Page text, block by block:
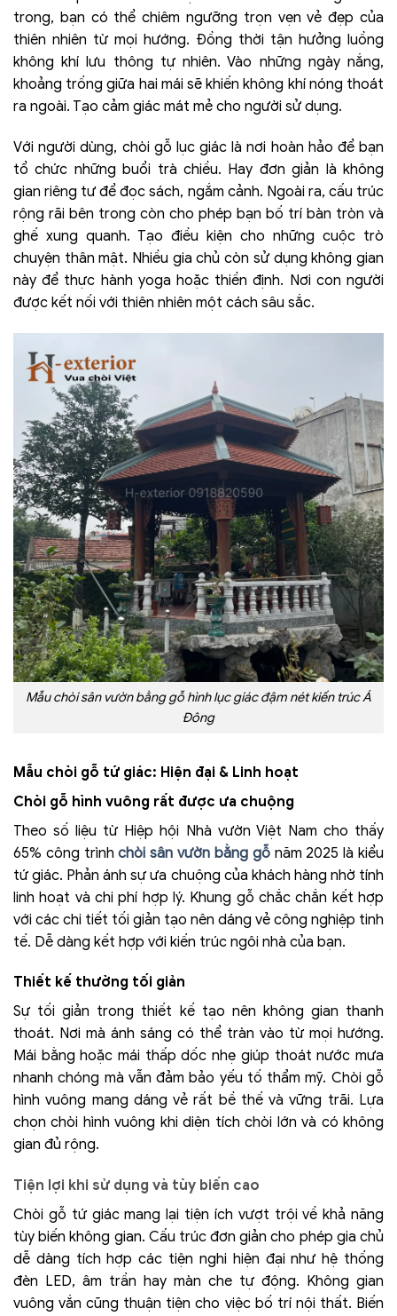
trong, bạn có thể chiêm ngưỡng trọn vẹn vẻ đẹp của
thiên nhiên từ mọi hướng. Đồng thời tận hưởng luồng
không khí lưu thông tự nhiên. Vào những ngày nắng,
khoảng trống giữa hai mái sẽ khiến không khí nóng thoát
ra ngoài. Tạo cảm giác mát mẻ cho người sử dụng.
Với người dùng, chòi gỗ lục giác là nơi hoàn hảo để bạn
tổ chức những buổi trà chiều. Hay đơn giản là không
gian riêng tư để đọc sách, ngắm cảnh. Ngoài ra, cấu trúc
rộng rãi bên trong còn cho phép bạn bố trí bàn tròn và
ghế xung quanh. Tạo điều kiện cho những cuộc trò
chuyện thân mật. Nhiều gia chủ còn sử dụng không gian
này để thực hành yoga hoặc thiền định. Nơi con người
được kết nối với thiên nhiên một cách sâu sắc.
Mẫu chòi sân vườn bằng gỗ hình lục giác đậm nét kiến trúc Á
Đông
Mẫu chòi gỗ tứ giác: Hiện đại & Linh hoạt
Chòi gỗ hình vuông rất được ưa chuộng
Theo số liệu từ Hiệp hội Nhà vườn Việt Nam cho thấy
65% công trìnhchòi sân vườn bằng gỗnăm 2025 là kiểu
tứ giác. Phản ánh sự ưa chuộng của khách hàng nhờ tính
linh hoạt và chi phí hợp lý. Khung gỗ chắc chắn kết hợp
với các chi tiết tối giản tạo nên dáng vẻ công nghiệp tinh
tế. Dễ dàng kết hợp với kiến trúc ngôi nhà của bạn.
Thiết kế thường tối giản
Sự tối giản trong thiết kế tạo nên không gian thanh
thoát. Nơi mà ánh sáng có thể tràn vào từ mọi hướng.
Mái bằng hoặc mái thấp dốc nhẹ giúp thoát nước mưa
nhanh chóng mà vẫn đảm bảo yếu tố thẩm mỹ. Chòi gỗ
hình vuông mang dáng vẻ rất bề thế và vững trãi. Lựa
chọn chòi hình vuông khi diện tích chòi lớn và có không
gian đủ rộng.
Tiện lợi khi sử dụng và tùy biến cao
Chòi gỗ tứ giác mang lại tiện ích vượt trội về khả năng
tùy biến không gian. Cấu trúc đơn giản cho phép gia chủ
dễ dàng tích hợp các tiện nghi hiện đại như hệ thống
đèn LED, âm trần hay màn che tự động. Không gian
vuông vắn cũng thuận tiện cho việc bố trí nội thất. Biến